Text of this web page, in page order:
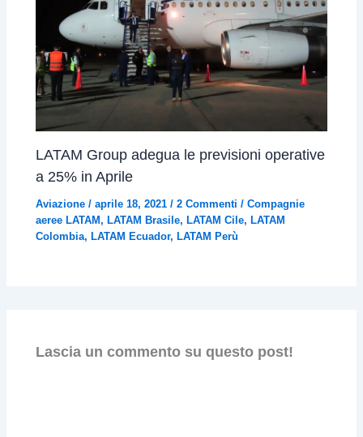
LATAM Group adegua le previsioni operative
a 25% in Aprile
Aviazione /aprile 18, 2021/2 Commenti /Compagnie
aeree LATAM, LATAM Brasile, LATAM Cile, LATAM
Colombia, LATAM Ecuador, LATAM Perù
Lascia un commento su questo post!